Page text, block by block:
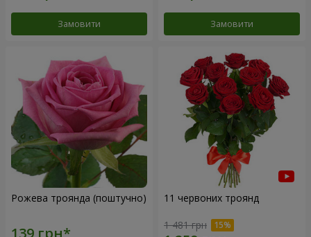
Замовити Замовити
Рожева троянда (поштучно) 11 червоних троянд
1 481 грн